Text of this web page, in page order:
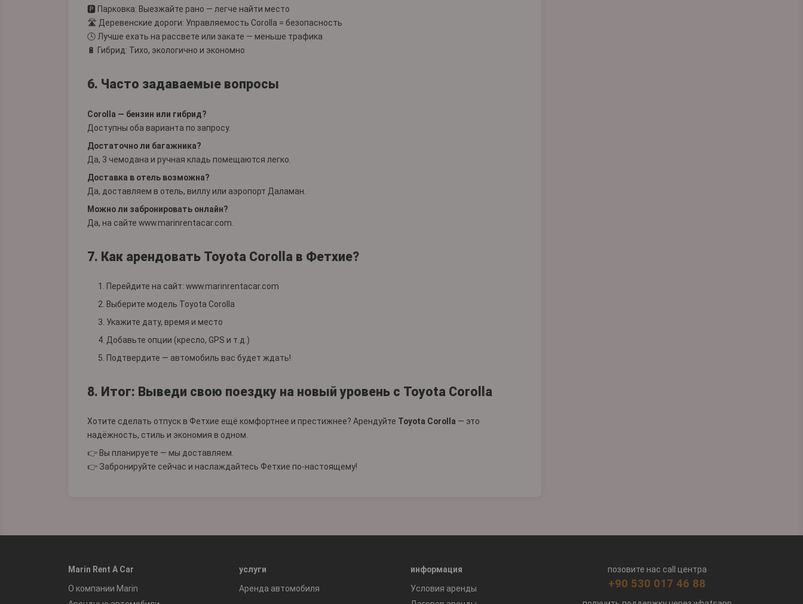
🅿️ Парковка: Выезжайте рано — легче найти место
🛣️ Деревенские дороги: Управляемость Corolla = безопасность
🕓 Лучше ехать на рассвете или закате — меньше трафика
🔋 Гибрид: Тихо, экологично и экономно
6. Часто задаваемые вопросы
Corolla — бензин или гибрид?
Доступны оба варианта по запросу.
Достаточно ли багажника?
Да, 3 чемодана и ручная кладь помещаются легко.
Доставка в отель возможна?
Да, доставляем в отель, виллу или аэропорт Даламан.
Можно ли забронировать онлайн?
Да, на сайте www.marinrentacar.com
7. Как арендовать Toyota Corolla в Фетхие?
Перейдите на сайт: www.marinrentacar.com
Выберите модель Toyota Corolla
Укажите дату, время и место
Добавьте опции (кресло, GPS и т.д.)
Подтвердите — автомобиль вас будет ждать!
8. Итог: Выведи свою поездку на новый уровень с Toyota Corolla
Хотите сделать отпуск в Фетхие ещё комфортнее и престижнее? Арендуйте Toyota Corolla — это
надёжность, стиль и экономия в одном.
👉 Вы планируете — мы доставляем.
👉 Забронируйте сейчас и наслаждайтесь Фетхие по-настоящему!
Marin Rent A Car
О компании Marin
услуги
Аренда автомобиля
информация
Условия аренды
позовите нас call центра
+90 530 017 46 88